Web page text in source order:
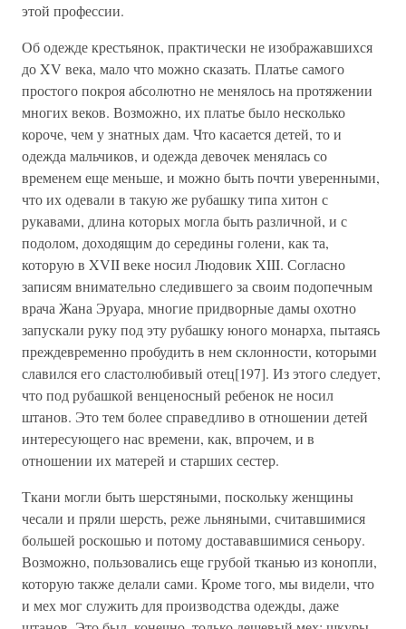
этой профессии.
Об одежде крестьянок, практически не изображавшихся
до XV века, мало что можно сказать. Платье самого
простого покроя абсолютно не менялось на протяжении
многих веков. Возможно, их платье было несколько
короче, чем у знатных дам. Что касается детей, то и
одежда мальчиков, и одежда девочек менялась со
временем еще меньше, и можно быть почти уверенными,
что их одевали в такую же рубашку типа хитон с
рукавами, длина которых могла быть различной, и с
подолом, доходящим до середины голени, как та,
которую в XVII веке носил Людовик XIII. Согласно
записям внимательно следившего за своим подопечным
врача Жана Эруара, многие придворные дамы охотно
запускали руку под эту рубашку юного монарха, пытаясь
преждевременно пробудить в нем склонности, которыми
славился его сластолюбивый отец[197]. Из этого следует,
что под рубашкой венценосный ребенок не носил
штанов. Это тем более справедливо в отношении детей
интересующего нас времени, как, впрочем, и в
отношении их матерей и старших сестер.
Ткани могли быть шерстяными, поскольку женщины
чесали и пряли шерсть, реже льняными, считавшимися
большей роскошью и потому достававшимися сеньору.
Возможно, пользовались еще грубой тканью из конопли,
которую также делали сами. Кроме того, мы видели, что
и мех мог служить для производства одежды, даже